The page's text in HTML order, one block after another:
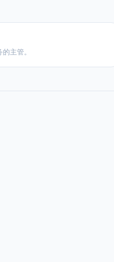
主管。